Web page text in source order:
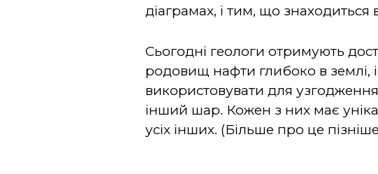
діаграмах, і тим, що знаходиться
Сьогодні геологи отримують
родовищ нафти глибоко в землі, і
використовувати для узгодження
інший шар. Кожен з них має
усіх інших. (Більше про це